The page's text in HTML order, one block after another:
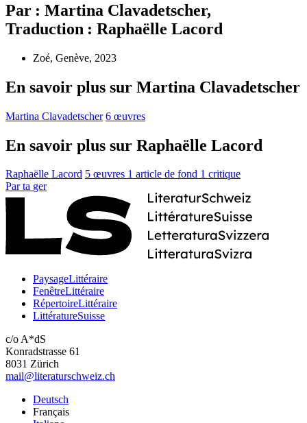
Par : Martina Clavadetscher,
Traduction : Raphaëlle Lacord
Zoé, Genève, 2023
En savoir plus sur Martina Clavadetscher
Martina Clavadetscher 6 œuvres
En savoir plus sur Raphaëlle Lacord
Raphaëlle Lacord 5 œuvres 1 article de fond 1 critique
Par ta ger
PaysageLittéraire
FenêtreLittéraire
RépertoireLittéraire
LittératureSuisse
c/o A*dS
Konradstrasse 61
8031 Zürich
mail@literaturschweiz.ch
Deutsch
Français